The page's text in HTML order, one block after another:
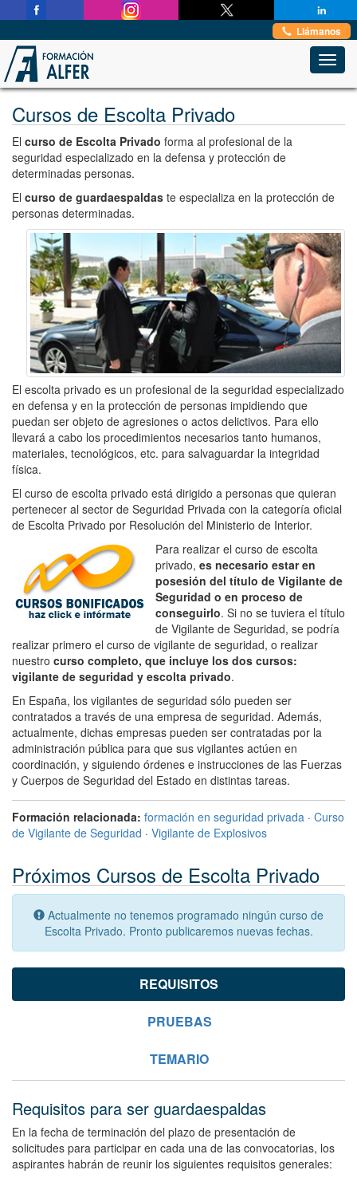
Llámanos
Cursos de Escolta Privado
El curso de Escolta Privado forma al profesional de la
seguridad especializado en la defensa y protección de
determinadas personas.
El curso de guardaespaldas te especializa en la protección de
personas determinadas.
El escolta privado es un profesional de la seguridad especializado
en defensa y en la protección de personas impidiendo que
puedan ser objeto de agresiones o actos delictivos. Para ello
llevará a cabo los procedimientos necesarios tanto humanos,
materiales, tecnológicos, etc. para salvaguardar la integridad
física.
El curso de escolta privado está dirigido a personas que quieran
pertenecer al sector de Seguridad Privada con la categoría oficial
de Escolta Privado por Resolución del Ministerio de Interior.
Para realizar el curso de escolta
privado, es necesario estar en
posesión del título de Vigilante de
Seguridad o en proceso de
conseguirlo. Si no se tuviera el título
de Vigilante de Seguridad, se podría
realizar primero el curso de vigilante de seguridad, o realizar
nuestro curso completo, que incluye los dos cursos:
vigilante de seguridad y escolta privado.
En España, los vigilantes de seguridad sólo pueden ser
contratados a través de una empresa de seguridad. Además,
actualmente, dichas empresas pueden ser contratadas por la
administración pública para que sus vigilantes actúen en
coordinación, y siguiendo órdenes e instrucciones de las Fuerzas
y Cuerpos de Seguridad del Estado en distintas tareas.
Formación relacionada: formación en seguridad privada · Curso
de Vigilante de Seguridad · Vigilante de Explosivos
Próximos Cursos de Escolta Privado
Actualmente no tenemos programado ningún curso de
Escolta Privado. Pronto publicaremos nuevas fechas.
REQUISITOS
PRUEBAS
TEMARIO
Requisitos para ser guardaespaldas
En la fecha de terminación del plazo de presentación de
solicitudes para participar en cada una de las convocatorias, los
aspirantes habrán de reunir los siguientes requisitos generales:
Escolta Privado